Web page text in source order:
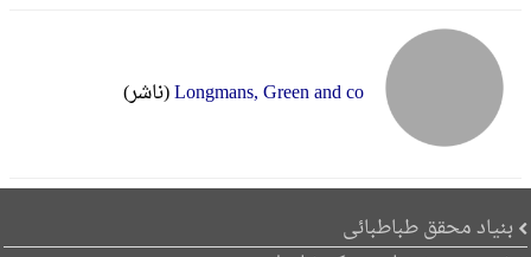
Longmans, Green and co(ناشر)
بنیاد محقق طباطبائی